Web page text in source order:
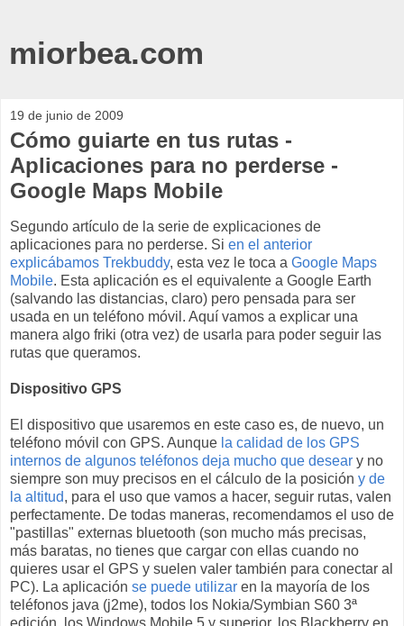
miorbea.com
19 de junio de 2009
Cómo guiarte en tus rutas -
Aplicaciones para no perderse -
Google Maps Mobile
Segundo artículo de la serie de explicaciones de
aplicaciones para no perderse. Si en el anterior
explicábamos Trekbuddy, esta vez le toca a Google Maps
Mobile. Esta aplicación es el equivalente a Google Earth
(salvando las distancias, claro) pero pensada para ser
usada en un teléfono móvil. Aquí vamos a explicar una
manera algo friki (otra vez) de usarla para poder seguir las
rutas que queramos.
Dispositivo GPS
El dispositivo que usaremos en este caso es, de nuevo, un
teléfono móvil con GPS. Aunque la calidad de los GPS
internos de algunos teléfonos deja mucho que desear y no
siempre son muy precisos en el cálculo de la posición y de
la altitud, para el uso que vamos a hacer, seguir rutas, valen
perfectamente. De todas maneras, recomendamos el uso de
"pastillas" externas bluetooth (son mucho más precisas,
más baratas, no tienes que cargar con ellas cuando no
quieres usar el GPS y suelen valer también para conectar al
PC). La aplicación se puede utilizar en la mayoría de los
teléfonos java (j2me), todos los Nokia/Symbian S60 3ª
edición, los Windows Mobile 5 y superior, los Blackberry en